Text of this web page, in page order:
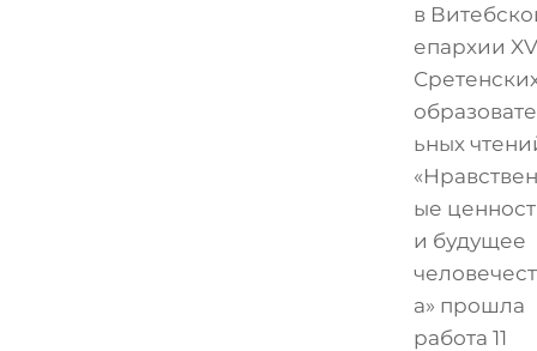
в
епархии
ьных
ые
и будущее
а» прошла
работа 11